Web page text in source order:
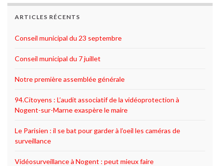
ARTICLES RÉCENTS
Conseil municipal du 23 septembre
Conseil municipal du 7 juillet
Notre première assemblée générale
94.Citoyens : L’audit associatif de la vidéoprotection à
Nogent-sur-Marne exaspère le maire
Le Parisien : il se bat pour garder à l’oeil les caméras de
surveillance
Vidéosurveillance à Nogent : peut mieux faire